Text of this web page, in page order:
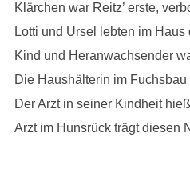
Klärchen war Reitz’ erste,
Lotti und Ursel lebten im
Kind und Heranwachsender
Die Haushälterin im Fuchsbau
Der Arzt in seiner Kindheit
Arzt im Hunsrück trägt diesen